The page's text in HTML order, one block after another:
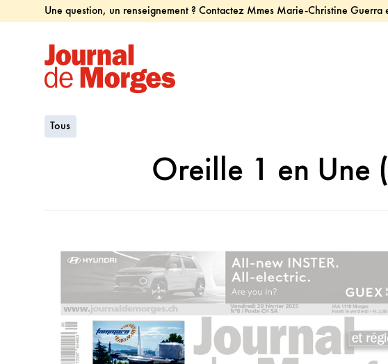
Une question, un renseignement ? Contactez Mmes Marie-Christine
Tous
Oreille 1 en Une